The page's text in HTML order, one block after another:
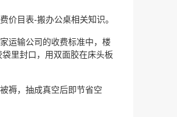
价目表-搬办公桌相关知识。
运输公司的收费标准中，楼
里封口，用双面胶在床头板
褥，抽成真空后即节省空